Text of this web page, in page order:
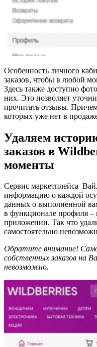
Особенность личного
заказов, чтобы в любой
Здесь также доступно
них. Это позволяет
прочитать отзывы.
которых уже нет в
Удаляем
заказов в
моменты
Сервис маркетплейса
информацию о каждой
данных о выполненной
в функционале профиля –
приложении. Так что
самостоятельно
Обратите внимание!
собственных заказов на
невозможно.